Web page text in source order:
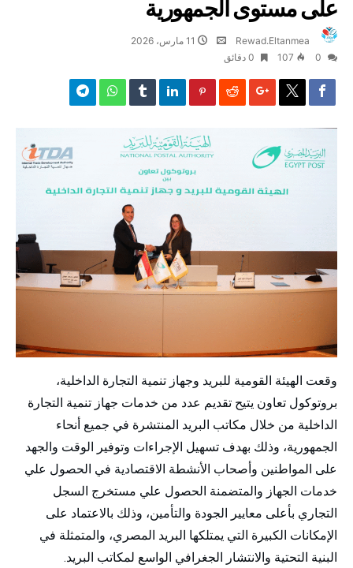
على مستوى الجمهورية
Rewad.Eltanmea
11 مارس، 2026
107 0 ‫دقائق‬
وقعت الهيئة القومية للبريد وجهاز تنمية التجارة الداخلية،
بروتوكول تعاون يتيح تقديم عدد من خدمات جهاز تنمية التجارة
الداخلية من خلال مكاتب البريد المنتشرة في جميع أنحاء
الجمهورية، وذلك بهدف تسهيل الإجراءات وتوفير الوقت والجهد
على المواطنين وأصحاب الأنشطة الاقتصادية في الحصول علي
خدمات الجهاز والمتضمنة الحصول علي مستخرج السجل
التجاري بأعلى معايير الجودة والتأمين، وذلك بالاعتماد على
الإمكانات الكبيرة التي يمتلكها البريد المصري، والمتمثلة في
البنية التحتية والانتشار الجغرافي الواسع لمكاتب البريد.